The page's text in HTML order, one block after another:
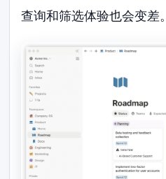
查询和筛选体验也会变差。